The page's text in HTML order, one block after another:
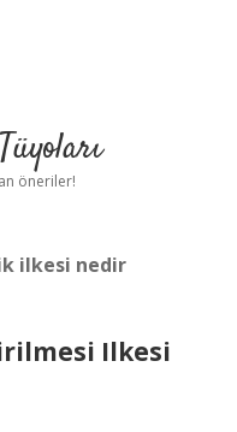
öneriler!
ilkesi nedir
Ilkesi